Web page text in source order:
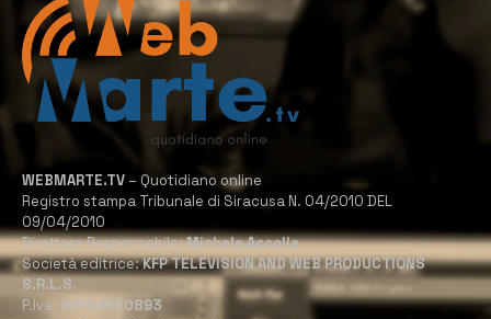
WEBMARTE.TV – Quotidiano online
Registro stampa Tribunale di Siracusa N. 04/2010 DEL
09/04/2010
Direttore Responsabile:Michele Accolla
Società editrice:KFP TELEVISION AND WEB PRODUCTIONS
S.R.L.S.
P.Iva: 02184950893